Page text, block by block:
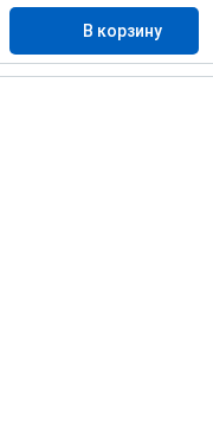
В корзину